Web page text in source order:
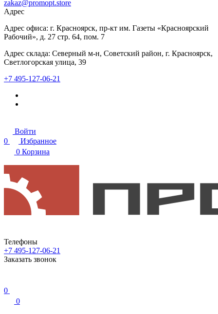
zakaz@promopt.store
Адрес
Адрес офиса: г. Красноярск, пр-кт им. Газеты «Красноярский
Рабочий», д. 27 стр. 64, пом. 7
Адрес склада: Северный м-н, Советский район, г. Красноярск,
Светлогорская улица, 39
+7 495-127-06-21
Войти
0
Избранное
0 Корзина
Телефоны
+7 495-127-06-21
Заказать звонок
0
0